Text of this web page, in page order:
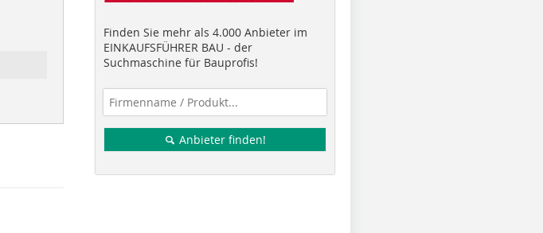
Finden Sie mehr als 4.000 Anbieter im
EINKAUFSFÜHRER BAU - der
Suchmaschine für Bauprofis!
Anbieter finden!